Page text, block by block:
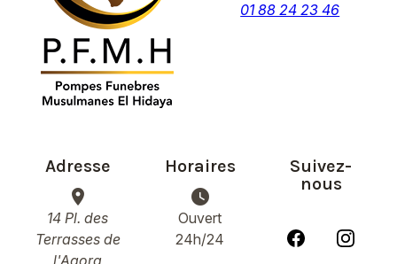
01 88 24 23 46
Adresse
place
14 Pl. des
Terrasses de
l'Agora
Horaires
watch_later
Ouvert
24h/24
Suivez-
nous